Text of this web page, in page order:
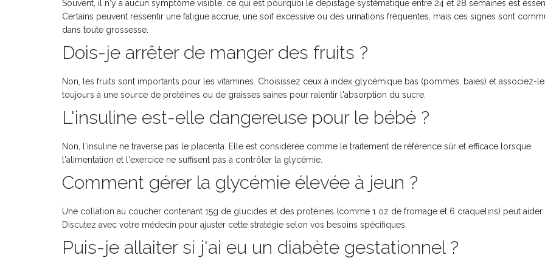
Souvent, il n'y a aucun symptôme visible, ce qui est pourquoi le dépistage systématique entre 24 et 28 semaines est
Certains peuvent ressentir une fatigue accrue, une soif excessive ou des urinations fréquentes, mais ces signes sont
dans toute grossesse.
Dois-je arrêter de manger des fruits ?
Non, les fruits sont importants pour les vitamines. Choisissez ceux à index glycémique bas (pommes, baies) et associez-
toujours à une source de protéines ou de graisses saines pour ralentir l'absorption du sucre.
L'insuline est-elle dangereuse pour le bébé ?
Non, l'insuline ne traverse pas le placenta. Elle est considérée comme le traitement de référence sûr et efficace lorsque
l'alimentation et l'exercice ne suffisent pas à contrôler la glycémie.
Comment gérer la glycémie élevée à jeun ?
Une collation au coucher contenant 15g de glucides et des protéines (comme 1 oz de fromage et 6 craquelins) peut aider.
Discutez avec votre médecin pour ajuster cette stratégie selon vos besoins spécifiques.
Puis-je allaiter si j'ai eu un diabète gestationnel ?